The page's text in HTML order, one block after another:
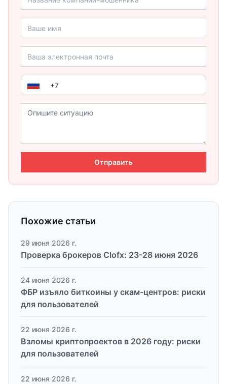
Отправить
Похожие статьи
29 июня 2026 г.
Проверка брокеров Clofx: 23-28 июня 2026
24 июня 2026 г.
ФБР изъяло биткоины у скам-центров: риски
для пользователей
22 июня 2026 г.
Взломы криптопроектов в 2026 году: риски
для пользователей
22 июня 2026 г.